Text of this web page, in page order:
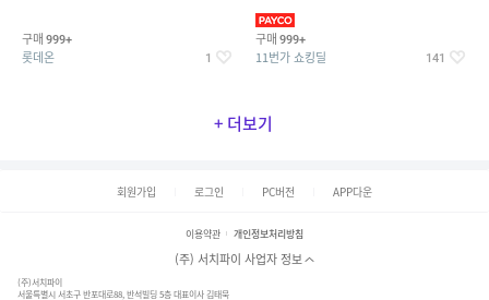
구매 999+
롯데온 1
구매 999+
11번가 쇼킹딜 141
+ 더보기
회원가입 로그인 PC버전 APP다운
이용약관 개인정보처리방침
(주) 서치파이 사업자 정보
(주)서치파이
서울특별시 서초구 반포대로88, 반석빌딩 5층 대표이사 김태묵